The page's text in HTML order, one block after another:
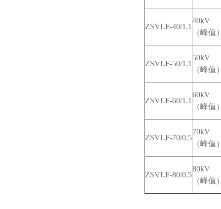
ZSVLF-40/1.1
40kV
（峰值
ZSVLF-50/1.1
50kV
（峰值
ZSVLF-60/1.1
60kV
（峰值
ZSVLF-70/0.5
70kV
（峰值
ZSVLF-80/0.5
80kV
（峰值